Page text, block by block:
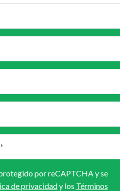
por reCAPTCHA y se
de privacidady los Términos